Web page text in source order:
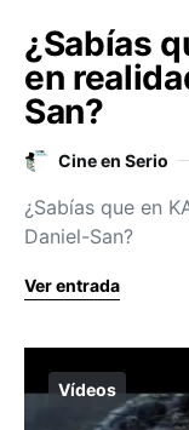
¿Sabías
en
San?
Cine en Serio
¿Sabías que en
Daniel-San?
Ver entrada
Vídeos